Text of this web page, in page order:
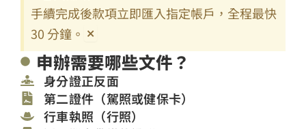
手續完成後款項立即匯入指定帳戶，全程最快
30 分鐘。 ×
申辦需要哪些文件？
身分證正反面
第二證件（駕照或健保卡）
行車執照（行照）